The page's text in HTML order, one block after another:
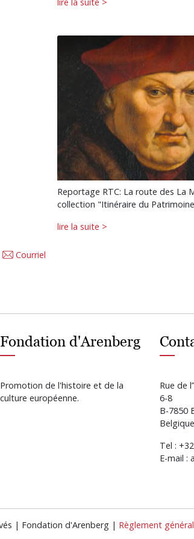
Reportage RTC: La route des La
collection "Itinéraire du
lire la suite >
Courriel
Fondation d'Arenberg
Promotion de l'histoire et de la
culture européenne.
Rue de
6-8
B-7850
Belgique
Tel :
E-mail :
| Fondation d'Arenberg | Règlement